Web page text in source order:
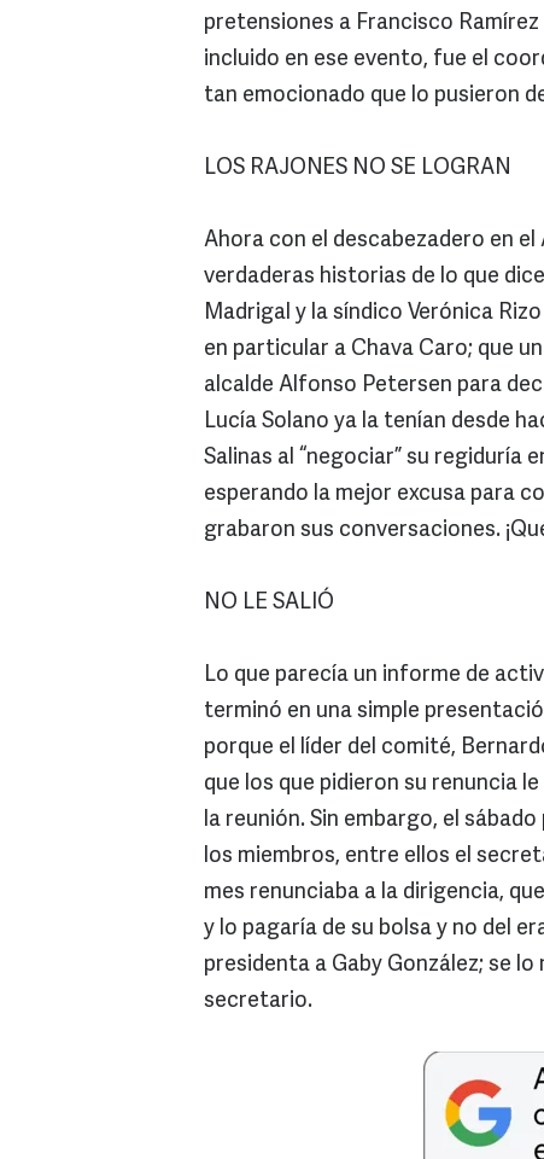
pretensiones a Francisco
incluido en ese evento, fue el
tan emocionado que lo pusieron
LOS RAJONES NO SE LOGRAN
Ahora con el descabezadero en
verdaderas historias de lo que
Madrigal y la síndico Verónica
en particular a Chava Caro; que
alcalde Alfonso Petersen para
Lucía Solano ya la tenían desde
Salinas al “negociar” su regiduría
esperando la mejor excusa para
grabaron sus conversaciones.
NO LE SALIÓ
Lo que parecía un informe de
terminó en una simple
porque el líder del comité,
que los que pidieron su renuncia
la reunión. Sin embargo, el
los miembros, entre ellos el
mes renunciaba a la dirigencia,
y lo pagaría de su bolsa y no del
presidenta a Gaby González; se
secretario.